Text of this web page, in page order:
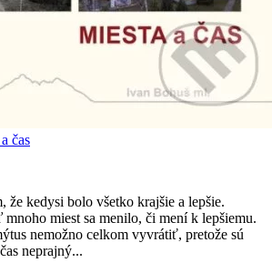
čas
že kedysi bolo všetko krajšie a lepšie.
miest sa menilo, či mení k lepšiemu.
nemožno celkom vyvrátiť, pretože sú
neprajný...